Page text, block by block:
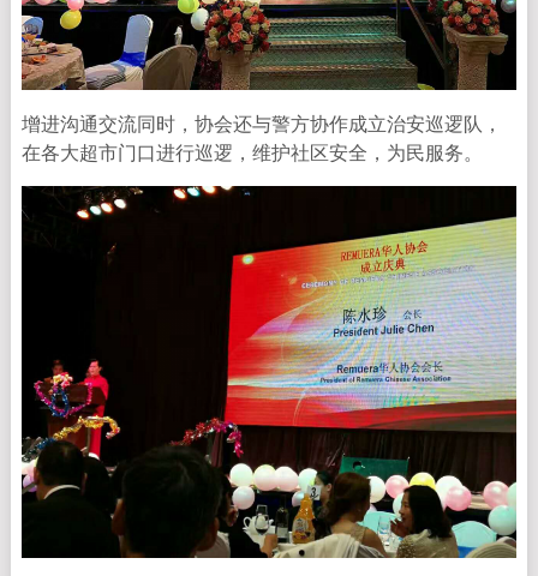
增进沟通交流同时，协会还与警方协作成立治安巡逻队，
在各大超市门口进行巡逻，维护社区安全，为民服务。